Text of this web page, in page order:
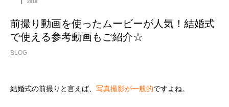
2018
前撮り動画を使ったムービーが人気！結婚式
で使える参考動画もご紹介☆
BLOG
結婚式の前撮りと言えば、 写真撮影が一般的ですよね。